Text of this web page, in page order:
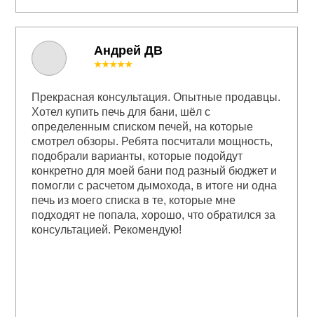
Андрей ДВ
★★★★★
Прекрасная консультация. Опытные продавцы.
Хотел купить печь для бани, шёл с
определенным списком печей, на которые
смотрел обзоры. Ребята посчитали мощность,
подобрали варианты, которые подойдут
конкретно для моей бани под разный бюджет и
помогли с расчетом дымохода, в итоге ни одна
печь из моего списка в те, которые мне
подходят не попала, хорошо, что обратился за
консультацией. Рекомендую!